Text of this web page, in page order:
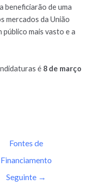
beneficiarão de uma
mercados da União
público mais vasto e a
é 8 de março
Fontes de
Financiamento
Seguinte →